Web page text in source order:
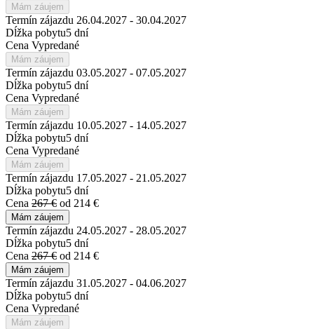
Mám záujem
Termín zájazdu 26.04.2027 - 30.04.2027
Dĺžka pobytu5 dní
Cena Vypredané
Mám záujem
Termín zájazdu 03.05.2027 - 07.05.2027
Dĺžka pobytu5 dní
Cena Vypredané
Mám záujem
Termín zájazdu 10.05.2027 - 14.05.2027
Dĺžka pobytu5 dní
Cena Vypredané
Mám záujem
Termín zájazdu 17.05.2027 - 21.05.2027
Dĺžka pobytu5 dní
Cena 267 € od 214 €
Mám záujem
Termín zájazdu 24.05.2027 - 28.05.2027
Dĺžka pobytu5 dní
Cena 267 € od 214 €
Mám záujem
Termín zájazdu 31.05.2027 - 04.06.2027
Dĺžka pobytu5 dní
Cena Vypredané
Mám záujem